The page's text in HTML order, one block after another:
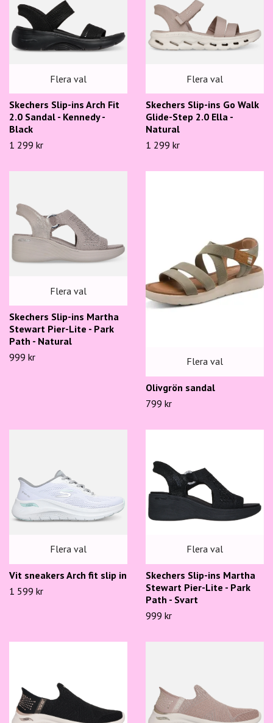
Flera val
Skechers Slip-ins Arch Fit
2.0 Sandal - Kennedy -
Black
1 299 kr
Flera val
Skechers Slip-ins Go Walk
Glide-Step 2.0 Ella -
Natural
1 299 kr
Flera val
Skechers Slip-ins Martha
Stewart Pier-Lite - Park
Path - Natural
999 kr
Flera val
Olivgrön sandal
799 kr
Flera val
Vit sneakers Arch fit slip in
1 599 kr
Flera val
Skechers Slip-ins Martha
Stewart Pier-Lite - Park
Path - Svart
999 kr